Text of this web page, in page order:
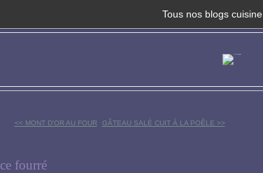
Tous nos blogs cuisine
<< MONT D'OR AU FOUR GÂTEAU SALÉ CUIT À LA POÊLE >>
fourré